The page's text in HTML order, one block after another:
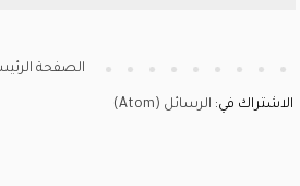
الصفحة
الاشتراك في: الرسائل (Atom)